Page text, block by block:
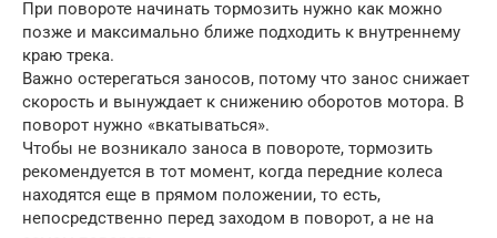
При повороте начинать тормозить нужно как можно
позже и максимально ближе подходить к внутреннему
краю трека.
Важно остерегаться заносов, потому что занос снижает
скорость и вынуждает к снижению оборотов мотора. В
поворот нужно «вкатываться».
Чтобы не возникало заноса в повороте, тормозить
рекомендуется в тот момент, когда передние колеса
находятся еще в прямом положении, то есть,
непосредственно перед заходом в поворот, а не на